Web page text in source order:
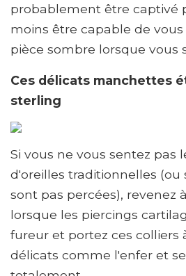
probablement être captivé
moins être capable de
pièce sombre lorsque vous
Ces délicats manchettes
sterling
Si vous ne vous sentez pas
d'oreilles traditionnelles (ou
sont pas percées), revenez
lorsque les piercings
fureur et portez ces colliers
délicats comme l'enfer et